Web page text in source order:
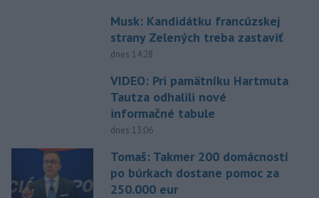
Musk: Kandidátku francúzskej
strany Zelených treba zastaviť
dnes 14:28
VIDEO: Pri pamätníku Hartmuta
Tautza odhalili nové
informačné tabule
dnes 13:06
Tomaš: Takmer 200 domácností
po búrkach dostane pomoc za
250.000 eur